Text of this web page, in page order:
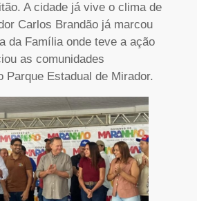
A cidade já vive o clima de
Carlos Brandão já marcou
da Família onde teve a ação
as comunidades
Parque Estadual de Mirador.